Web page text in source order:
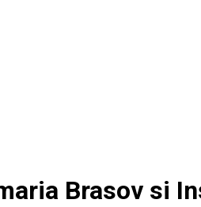
Brasov si